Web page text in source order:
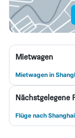
Mietwagen
Mietwagen in
Nächstgelegene
Flüge nach Shanghai